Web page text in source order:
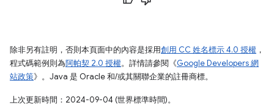
除非另有註明，否則本頁面中的內容是採用創用 CC 姓名標示 4.0 授權 ，
程式碼範例則為阿帕契 2.0 授權。詳情請參閱《Google Developers 網
站政策》。Java 是 Oracle 和/或其關聯企業的註冊商標。
上次更新時間：2024-09-04 (世界標準時間)。